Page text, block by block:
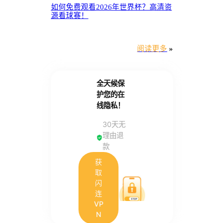
如何免费观看2026年世界杯？高清资
源看球赛！
阅读更多 »
全天候保
护您的在
线隐私！
30天无
理由退
款
获
取
闪
连
VP
N